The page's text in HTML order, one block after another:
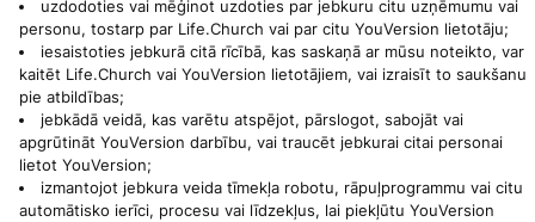
uzdodoties vai mēģinot uzdoties par jebkuru citu uzņēmumu vai
personu, tostarp par Life.Church vai par citu YouVersion lietotāju;
iesaistoties jebkurā citā rīcībā, kas saskaņā ar mūsu noteikto, var
kaitēt Life.Church vai YouVersion lietotājiem, vai izraisīt to saukšanu
pie atbildības;
jebkādā veidā, kas varētu atspējot, pārslogot, sabojāt vai
apgrūtināt YouVersion darbību, vai traucēt jebkurai citai personai
lietot YouVersion;
izmantojot jebkura veida tīmekļa robotu, rāpuļprogrammu vai citu
automātisko ierīci, procesu vai līdzekļus, lai piekļūtu YouVersion